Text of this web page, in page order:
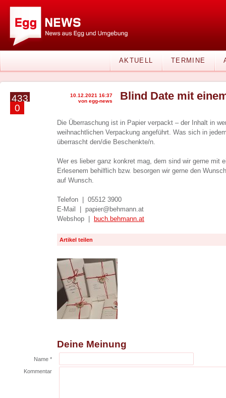
AKTUELL TERMINE
433
0
10.12.2021 16:37
von egg-news
Blind Date mit
Die Überraschung ist in Papier verpackt – der Inhalt in
weihnachtlichen Verpackung angeführt. Was sich in
überrascht den/die Beschenkte/n.
Wer es lieber ganz konkret mag, dem sind wir gerne mit
Erlesenem behilflich bzw. besorgen wir gerne den
auf Wunsch.
Telefon | 05512 3900
E-Mail | papier@behmann.at
Webshop |
buch.behmann.at
Artikel teilen
Deine Meinung
Name *
Kommentar